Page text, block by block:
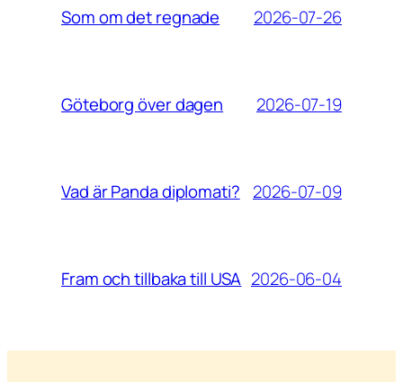
Som om det regnade 2026-07-26
Göteborg över dagen 2026-07-19
Vad är Panda diplomati? 2026-07-09
Fram och tillbaka till USA 2026-06-04